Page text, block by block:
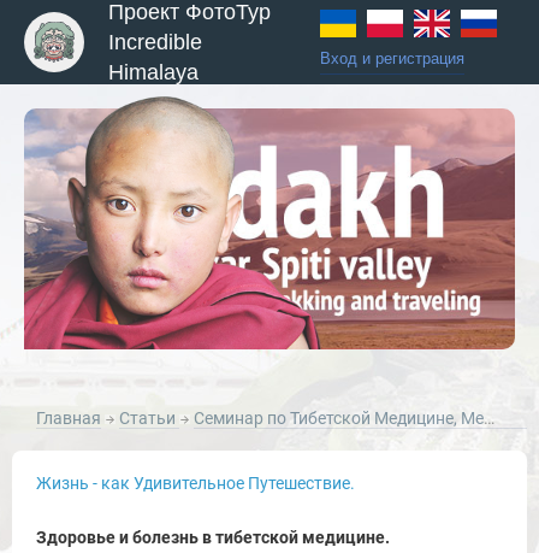
Проект ФотоТур
Incredible
Himalaya
Вход и регистрация
Главная Статьи Семинар по Тибетской Медицине, Мен-Ци-Кханг, Лех, Ладакх, август 2016г.
Жизнь - как Удивительное Путешествие.
Здоровье и болезнь в тибетской медицине.